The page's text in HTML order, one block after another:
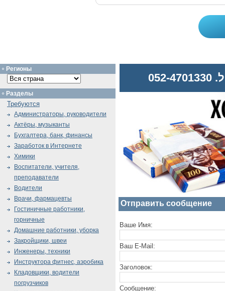
Отправить сообщение
Ваше Имя:
Ваш E-Mail:
Заголовок:
Сообщение:
Регионы
Разделы
Требуются
Администраторы, руководители
Актёры, музыканты
Бухгалтера, банк, финансы
Заработок в Интернете
Химики
Воспитатели, учителя,
преподаватели
Водители
Врачи, фармацевты
Гостиничные работники,
горничные
Домашние работники, уборка
Закройщики, швеи
Инженеры, техники
Инструктора фитнес, аэробика
Кладовщики, водители
погрузчиков